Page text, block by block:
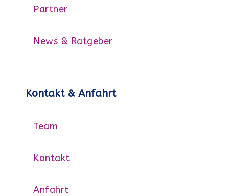
Partner
News & Ratgeber
Kontakt & Anfahrt
Team
Kontakt
Anfahrt